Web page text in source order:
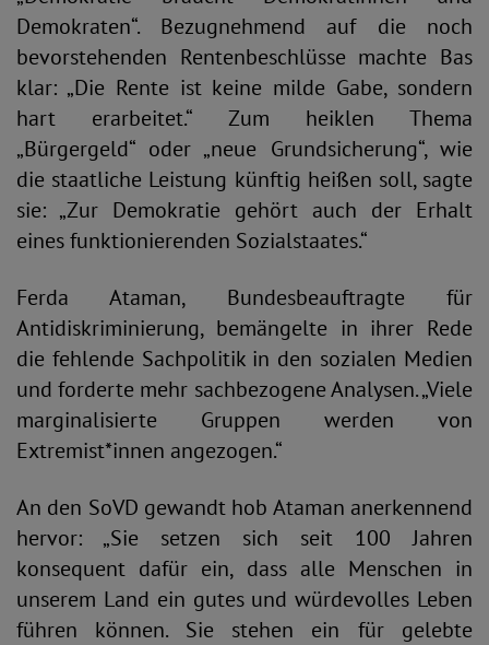
Demokraten“. Bezugnehmend auf die noch
bevorstehenden Rentenbeschlüsse machte Bas
klar: „Die Rente ist keine milde Gabe, sondern
hart erarbeitet.“ Zum heiklen Thema
„Bürgergeld“ oder „neue Grundsicherung“, wie
die staatliche Leistung künftig heißen soll, sagte
sie: „Zur Demokratie gehört auch der Erhalt
eines funktionierenden Sozialstaates.“
Ferda Ataman, Bundesbeauftragte für
Antidiskriminierung, bemängelte in ihrer Rede
die fehlende Sachpolitik in den sozialen Medien
und forderte mehr sachbezogene Analysen. „Viele
marginalisierte Gruppen werden von
Extremist*innen angezogen.“
An den SoVD gewandt hob Ataman anerkennend
hervor: „Sie setzen sich seit 100 Jahren
konsequent dafür ein, dass alle Menschen in
unserem Land ein gutes und würdevolles Leben
führen können. Sie stehen ein für gelebte